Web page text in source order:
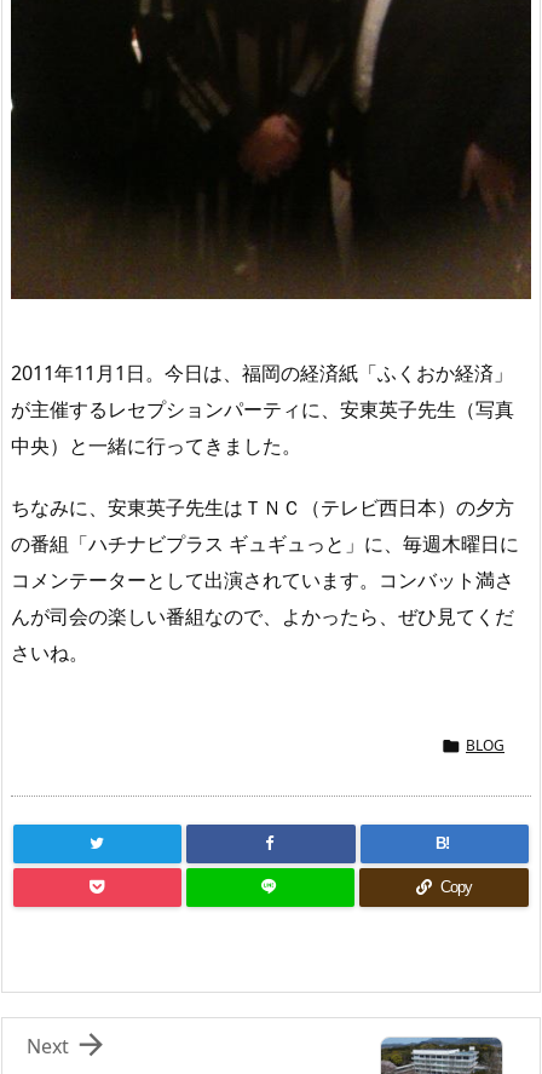
2011年11月1日。今日は、福岡の経済紙「ふくおか経済」
が主催するレセプションパーティに、安東英子先生（写真
中央）と一緒に行ってきました。
ちなみに、安東英子先生はＴＮＣ（テレビ西日本）の夕方
の番組「ハチナビプラス ギュギュっと」に、毎週木曜日に
コメンテーターとして出演されています。コンバット満さ
んが司会の楽しい番組なので、よかったら、ぜひ見てくだ
さいね。
 BLOG
B!
Copy

Next